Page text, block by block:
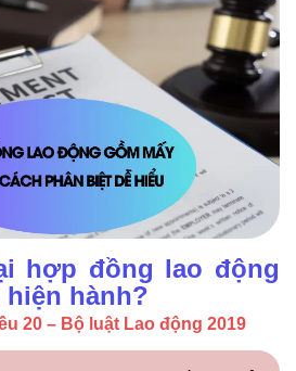
hợp đồng lao động
hành?
20 – Bộ luật Lao động 2019